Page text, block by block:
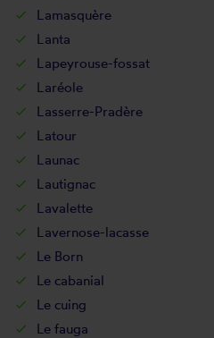
Lamasquère
Lanta
Lapeyrouse-fossat
Laréole
Lasserre-Pradère
Latour
Launac
Lautignac
Lavalette
Lavernose-lacasse
Le Born
Le cabanial
Le cuing
Le fauga